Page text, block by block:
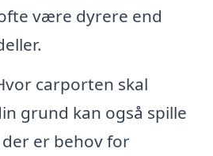
være dyrere end
carporten skal
grund kan også spille
er behov for